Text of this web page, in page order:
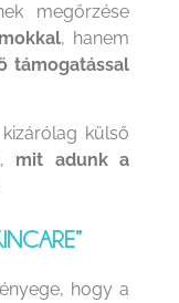
megőrzése
, hanem
támogatással
külső
mit adunk a
hogy a